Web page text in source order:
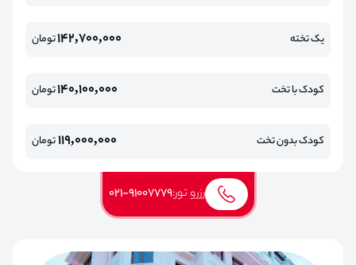
یک تخته 142,700,000تومان
کودک با تخت 140,100,000تومان
کودک بدون تخت 119,000,000تومان
رزرو تور:021-91007779